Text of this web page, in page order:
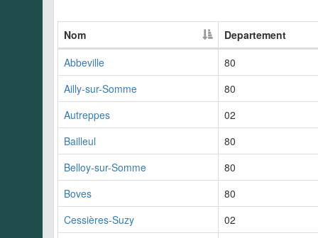
Nom
Departement
Abbeville
80
Ailly-sur-Somme
80
Autreppes
02
Bailleul
80
Belloy-sur-Somme
80
Boves
80
Cessières-Suzy
02